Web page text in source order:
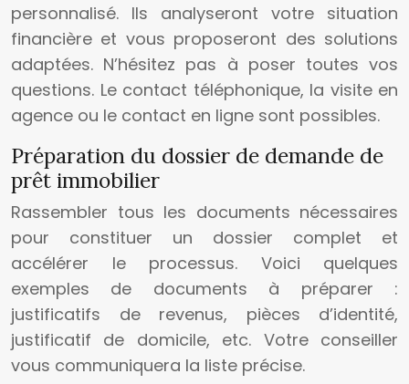
personnalisé. Ils analyseront votre situation
financière et vous proposeront des solutions
adaptées. N’hésitez pas à poser toutes vos
questions. Le contact téléphonique, la visite en
agence ou le contact en ligne sont possibles.
Préparation du dossier de demande de
prêt immobilier
Rassembler tous les documents nécessaires
pour constituer un dossier complet et
accélérer le processus. Voici quelques
exemples de documents à préparer :
justificatifs de revenus, pièces d’identité,
justificatif de domicile, etc. Votre conseiller
vous communiquera la liste précise.